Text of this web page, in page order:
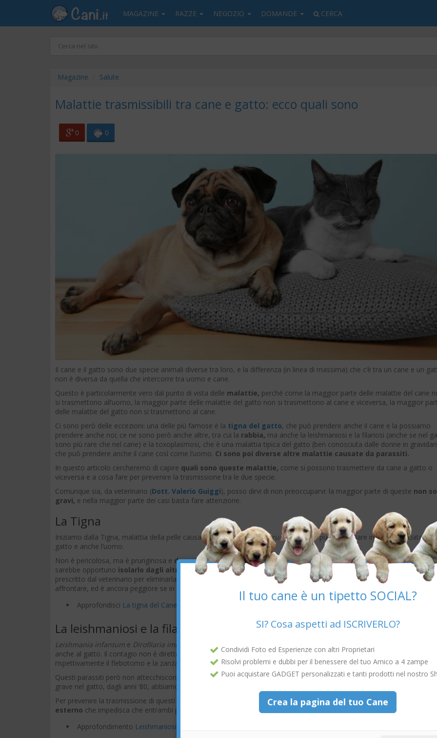
MAGAZINE RAZZE NEGOZIO DOMANDE CERCA
Magazine Salute
Malattie trasmissibili tra cane e gatto: ecco quali sono
0 0
Il cane e il gatto sono due specie animali diverse tra loro, e la differenza (in linea di massima) che c’è tra un cane e un
non è diversa da quella che intercorre tra uomo e cane.
Questo è particolarmente vero dal punto di vista delle malattie, perché come la maggior parte delle malattie del cane
si trasmettono all’uomo, la maggior parte delle malattie del gatto non si trasmettono al cane e viceversa, la maggior
delle malattie del gatto non si trasmettono al cane.
Ci sono però delle eccezioni: una delle più famose è la tigna del gatto, che può prendere anche il cane e la possiamo
prendere anche noi; ce ne sono però anche altre, tra cui la rabbia, ma anche la leishmaniosi e la filariosi (anche se nel
sono più rare che nel cane) e la toxoplasmosi, che è una malattia tipica del gatto (ben conosciuta dalle donne in
che può prendere anche il cane così come l’uomo. Ci sono poi diverse altre malattie causate da parassiti.
In questo articolo cercheremo di capire quali sono queste malattie, come si possono trasmettere da cane a gatto o
viceversa e a cosa fare per prevenire la trasmissione tra le due specie.
Comunque sia, da veterinario (Dott. Valerio Guiggi), posso dirvi di non preoccuparvi: la maggior parte di queste non
gravi, e nella maggior parte dei casi basta fare attenzione.
La Tigna
Iniziamo dalla Tigna, malattia della pelle causata dal fungoMicrosporum canische può contagiare in modo crociato
gatto e anche l’uomo.
Non è pericolosa, ma è pruriginosa e davvero difficile da eliminareda tutte le specie, per cui se un animale è
sarebbe opportuno isolarlo dagli altri
fin quando la situazione non è rientrata, ovviamente applicando il trattamento
prescritto dal veterinario per eliminarla. È una delle situazioni più fastidiose che il proprietario di cani e gatti può trovarsi ad
affrontare, ed è ancora peggiore se in casa ci sono dei
Approfondisci La tigna del Cane su cani.it
La leishmaniosi e la filariosi
Leishmania infantum e Dirofilaria immitis
sono due parassiti molto problematici del cane, che possono essere trasmessi
anche al gatto. Il contagio non è diretto, nel senso che per passare tra gli animali sono necessari ivettori,
rispettivamente il flebotomo e la zanzara, per i due parassiti.
Questi parassiti però non attecchiscono bene nel gatto come nel cane, per cui se nel cane laLeishmaniaè un problema
grave nel gatto, dagli anni ’80, abbiamo solo 10 casi registrati in Italia.
Per prevenire la trasmissione di questi due patogeni è sufficiente fornire sia al cane che al gattol’antiparassitario
esterno che impedisca che entrambi possano prendere le due malattie.
Approfondimento Leishmaniosi nel cane
Il tuo cane è un tipetto SOCIAL?
SI? Cosa aspetti ad ISCRIVERLO?
Condividi Foto ed Esperienze con altri Proprietari
Risolvi problemi e dubbi per il benessere del tuo Amico a 4 zampe
Puoi acquistare GADGET personalizzati e tanti prodotti nel nostro
Crea la pagina del tuo Cane